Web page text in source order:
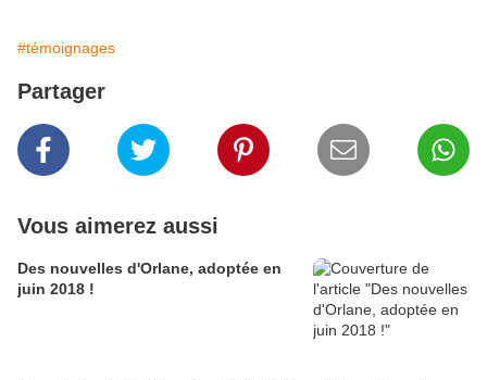
#témoignages
Partager
Vous aimerez aussi
Des nouvelles d'Orlane, adoptée en
juin 2018 !